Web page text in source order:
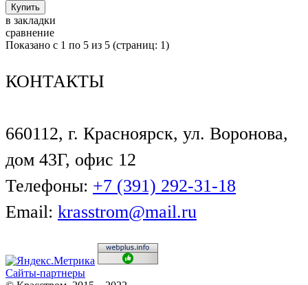
в закладки
сравнение
Показано с 1 по 5 из 5 (страниц: 1)
КОНТАКТЫ
660112, г. Красноярск, ул. Воронова,
дом 43Г, офис 12
Телефоны: +7 (391) 292-31-18
Email: krasstrom@mail.ru
Сайты-партнеры